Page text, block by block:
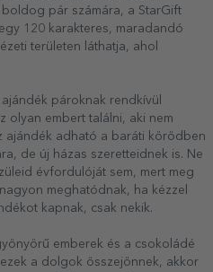
pár számára, a StarGift
120 karakteres, maradandó
területen láthatja, ahol
pároknak rendkívül
olyan embert találni, aki nem
ajándék adható a baráti körödben
de új házas szeretteidnek is. Ne
évfordulóját sem, mert meg
meghatódnak, ha kézzel
kapnak, csak nekik.
emberek és a csokoládé
a dolgok összejönnek, akkor